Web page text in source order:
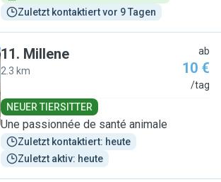
Zuletzt kontaktiert vor 9 Tagen
11. Millene
2.3 km
ab
10 €
/tag
NEUER TIERSITTER
Une passionnée de santé animale
Zuletzt kontaktiert: heute
Zuletzt aktiv: heute